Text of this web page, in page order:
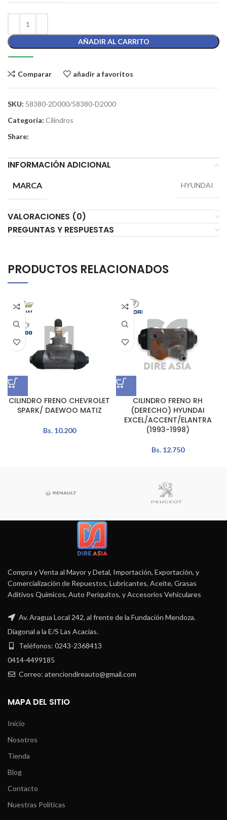
AÑADIR AL CARRITO
Comparar añadir a favoritos
SKU: 58380-2D000/58380-D2000
Categoría: Cilindros
Share:
INFORMACIÓN ADICIONAL
MARCA HYUNDAI
VALORACIONES (0)
PREGUNTAS Y RESPUESTAS
PRODUCTOS RELACIONADOS
CILINDRO FRENO CHEVROLET
SPARK/ DAEWOO MATIZ
Bs.10.200
CILINDRO FRENO RH
(DERECHO) HYUNDAI
EXCEL/ACCENT/ELANTRA
(1993-1998)
Bs.12.750
Compra y Venta al Mayor y Detal, Importación, Exportación, y
Comercialización de Repuestos, Lubricantes, Aceite, Grasas
Aditivos Químicos, Auto Periquitos, y Accesorios Vehiculares
Av. Aragua Local 242, al frente de la Fundación Mendoza.
Diagonal a la E/S Las Acacias.
Teléfonos: 0243-2368413
0414-4499185
Correo: atenciondireauto@gmail.com
MAPA DEL SITIO
Inicio
Nosotros
Tienda
Blog
Contacto
Nuestras Políticas